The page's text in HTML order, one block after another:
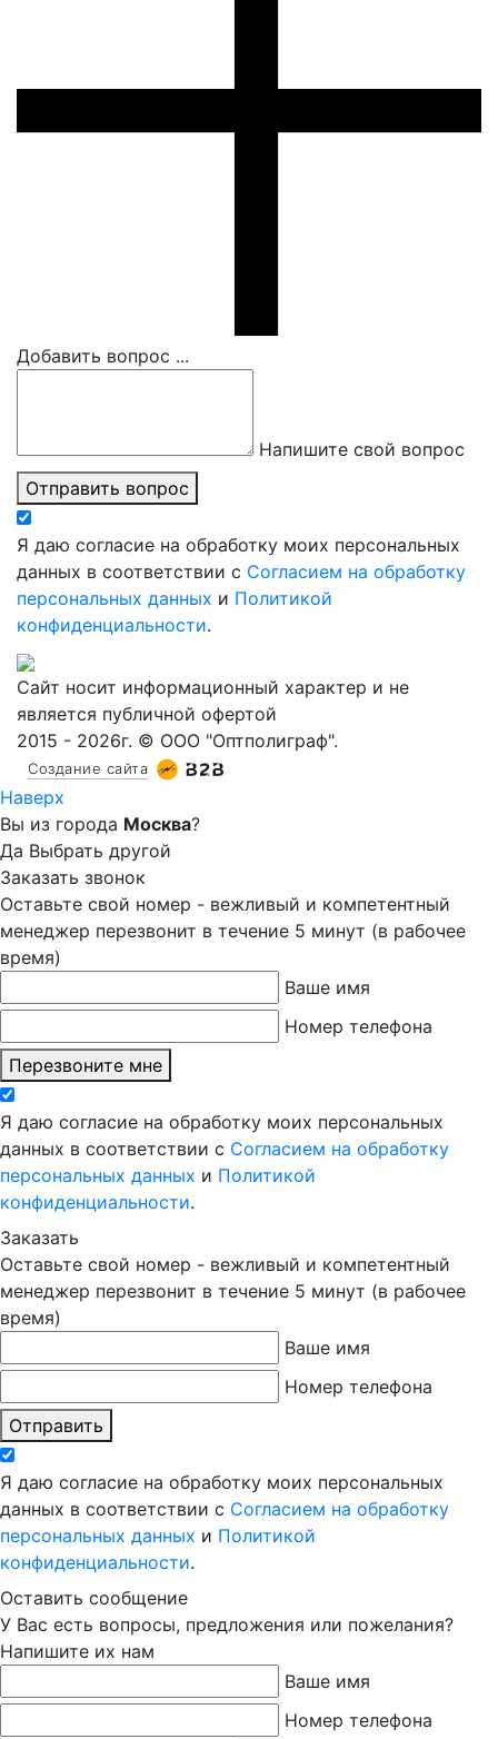
Добавить вопрос ...
Напишите свой вопрос
Отправить вопрос
Я даю согласие на обработку моих персональных
данных в соответствии с Согласием на обработку
персональных данных и Политикой
конфиденциальности.
Сайт носит информационный характер и не
является публичной офертой
2015 - 2026г. © ООО "Оптполиграф".
Создание сайта
Наверх
Вы из города Москва?
Да Выбрать другой
Заказать звонок
Оставьте свой номер - вежливый и компетентный
менеджер перезвонит в течение 5 минут (в рабочее
время)
Ваше имя
Номер телефона
Перезвоните мне
Я даю согласие на обработку моих персональных
данных в соответствии с Согласием на обработку
персональных данных и Политикой
конфиденциальности.
Заказать
Оставьте свой номер - вежливый и компетентный
менеджер перезвонит в течение 5 минут (в рабочее
время)
Ваше имя
Номер телефона
Отправить
Я даю согласие на обработку моих персональных
данных в соответствии с Согласием на обработку
персональных данных и Политикой
конфиденциальности.
Оставить сообщение
У Вас есть вопросы, предложения или пожелания?
Напишите их нам
Ваше имя
Номер телефона